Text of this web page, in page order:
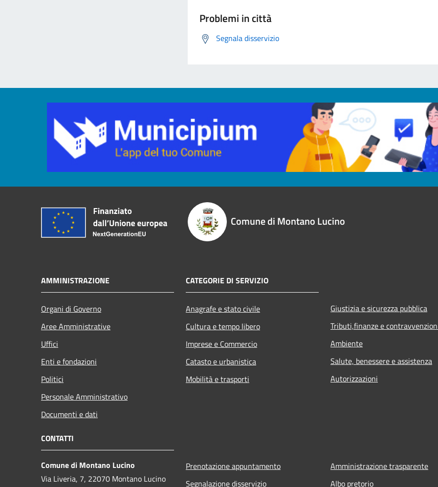
Problemi in città
Segnala disservizio
Comune di Montano Lucino
AMMINISTRAZIONE
Organi di Governo
Aree Amministrative
Uffici
Enti e fondazioni
Politici
Personale Amministrativo
Documenti e dati
CATEGORIE DI SERVIZIO
Anagrafe e stato civile
Cultura e tempo libero
Imprese e Commercio
Catasto e urbanistica
Mobilità e trasporti
Giustizia e sicurezza pubblica
Tributi,finanze e
Ambiente
Salute, benessere e assistenza
Autorizzazioni
CONTATTI
Comune di Montano Lucino
Via Liveria, 7, 22070 Montano Lucino
Prenotazione appuntamento
Segnalazione disservizio
Amministrazione trasparente
Albo pretorio